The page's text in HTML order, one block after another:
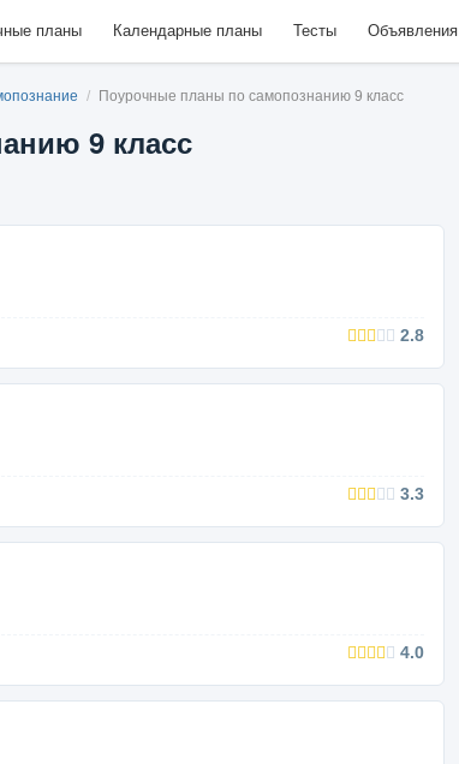
планы Календарные планы Тесты Объявления
/ Поурочные планы по самопознанию 9 класс
9 класс
2.8
3.3
4.0